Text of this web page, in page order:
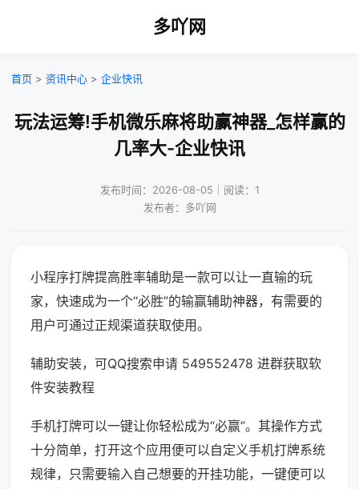
多吖网
首页 > 资讯中心 > 企业快讯
玩法运筹!手机微乐麻将助赢神器_怎样赢的
几率大-企业快讯
发布时间：2026-08-05｜阅读：1
发布者：多吖网
小程序打牌提高胜率辅助是一款可以让一直输的玩
家，快速成为一个“必胜”的输赢辅助神器，有需要的
用户可通过正规渠道获取使用。
辅助安装，可QQ搜索申请 549552478 进群获取软
件安装教程
手机打牌可以一键让你轻松成为“必赢”。其操作方式
十分简单，打开这个应用便可以自定义手机打牌系统
规律，只需要输入自己想要的开挂功能，一键便可以